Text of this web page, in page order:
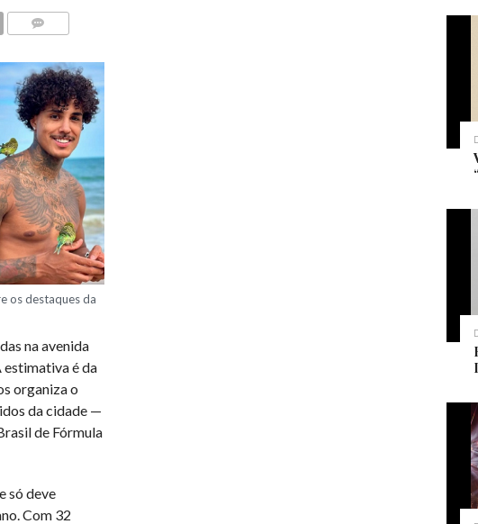
os destaques da
na avenida
estimativa é da
organiza o
da cidade —
de Fórmula
só deve
Com 32